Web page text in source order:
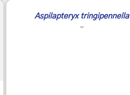
Aspilapteryx tringipennella
-